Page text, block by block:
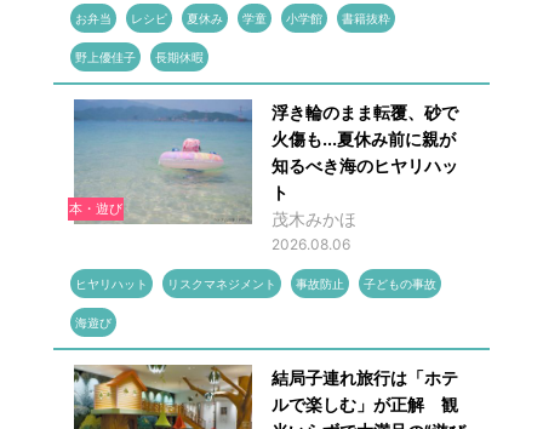
お弁当 レシピ 夏休み 学童 小学館 書籍抜粋
野上優佳子 長期休暇
本・遊び
浮き輪のまま転覆、砂で
火傷も...夏休み前に親が
知るべき海のヒヤリハッ
ト
茂木みかほ
2026.08.06
ヒヤリハット リスクマネジメント 事故防止 子どもの事故
海遊び
結局子連れ旅行は「ホテ
ルで楽しむ」が正解 観